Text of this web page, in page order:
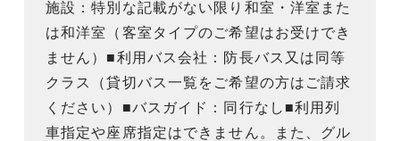
施設：特別な記載がない限り和室・洋室また
は和洋室（客室タイプのご希望はお受けでき
ません）■利用バス会社：防長バス又は同等
クラス（貸切バス一覧をご希望の方はご請求
ください）■バスガイド：同行なし■利用列
車指定や座席指定はできません。また、グル